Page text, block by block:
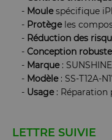
- Moulespécifique
- Protègeles
- Réduction des
- Conception robuste
- Marque: SUNSHINE
- Modèle: SS-T12A-
- Usage: Réparation
LETTRE SUIVIE